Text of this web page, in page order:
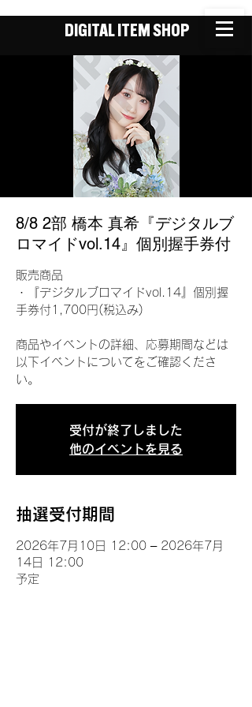
DIGITAL ITEM SHOP
8/8 2部 橋本 真希『デジタルブ
ロマイドvol.14』個別握手券付
販売商品
・『デジタルブロマイドvol.14』個別握
手券付1,700円(税込み)
商品やイベントの詳細、応募期間などは
以下イベントについてをご確認くださ
い。
受付が終了しました
他のイベントを見る
抽選受付期間
2026年7月10日 12:00 – 2026年7月
14日 12:00
予定